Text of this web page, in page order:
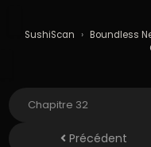
SushiScan › Boundless
Précédent